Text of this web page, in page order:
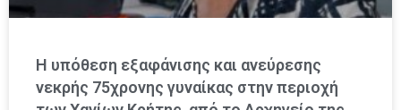
Η υπόθεση εξαφάνισης και ανεύρεσης
νεκρής 75χρονης γυναίκας στην περιοχή